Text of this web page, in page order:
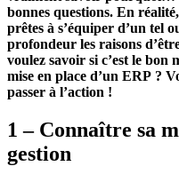
bonnes questions. En
prêtes à s’équiper d’un tel
profondeur les raisons
voulez savoir si c’est le bon
mise en place d’un ERP ?
passer à l’action !
1 – Connaître sa
gestion